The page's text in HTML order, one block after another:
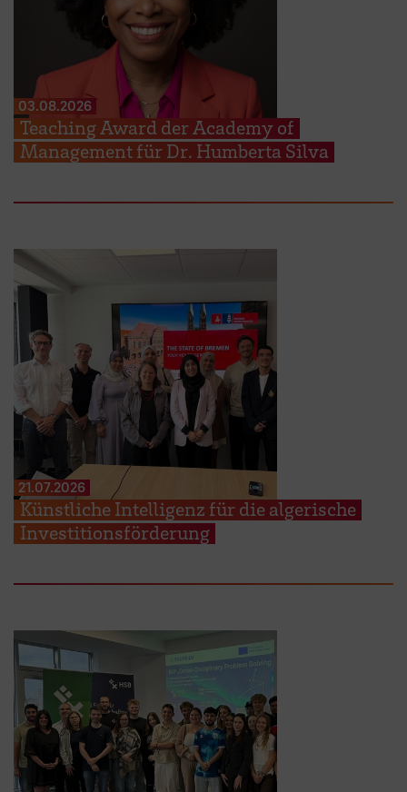
03.08.2026
Teaching Award der Academy of
Management für Dr. Humberta Silva
21.07.2026
Künstliche Intelligenz für die algerische
Investitionsförderung